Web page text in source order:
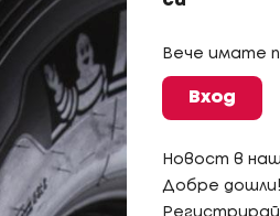
Вече имате
Вход
Новост в
Добре дошли!